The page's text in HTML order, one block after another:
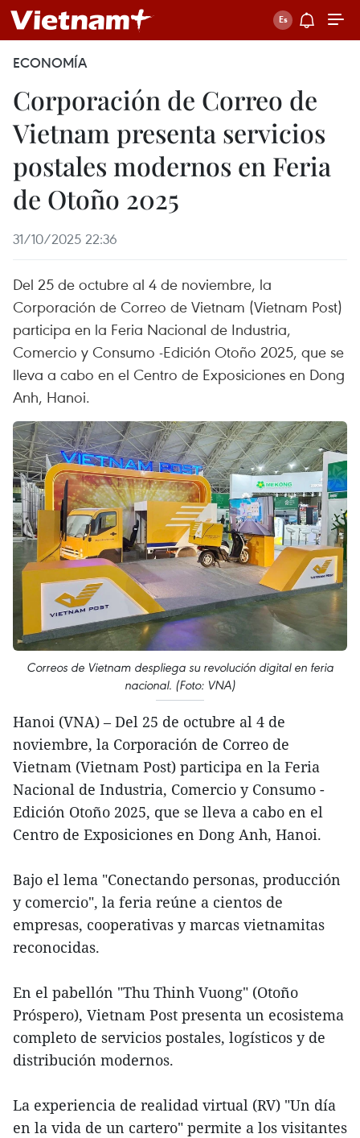
ECONOMÍA
Corporación de Correo de
Vietnam presenta servicios
postales modernos en Feria
de Otoño 2025
31/10/2025 22:36
Del 25 de octubre al 4 de noviembre, la
Corporación de Correo de Vietnam (Vietnam Post)
participa en la Feria Nacional de Industria,
Comercio y Consumo -Edición Otoño 2025, que se
lleva a cabo en el Centro de Exposiciones en Dong
Anh, Hanoi.
Correos de Vietnam despliega su revolución digital en feria
nacional. (Foto: VNA)
Hanoi (VNA) – Del 25 de octubre al 4 de
noviembre, la Corporación de Correo de
Vietnam (Vietnam Post) participa en la Feria
Nacional de Industria, Comercio y Consumo -
Edición Otoño 2025, que se lleva a cabo en el
Centro de Exposiciones en Dong Anh, Hanoi.
Bajo el lema "Conectando personas, producción
y comercio", la feria reúne a cientos de
empresas, cooperativas y marcas vietnamitas
reconocidas.
En el pabellón "Thu Thinh Vuong" (Otoño
Próspero), Vietnam Post presenta un ecosistema
completo de servicios postales, logísticos y de
distribución modernos.
La experiencia de realidad virtual (RV) "Un día
en la vida de un cartero" permite a los visitantes